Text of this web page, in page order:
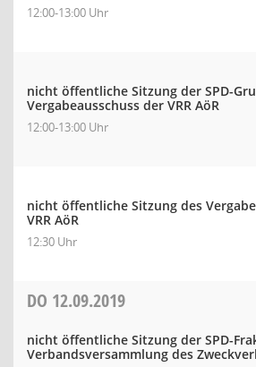
12:00-13:00 Uhr
nicht öffentliche Sitzung der SPD-
Vergabeausschuss der VRR AöR
12:00-13:00 Uhr
nicht öffentliche Sitzung des
VRR AöR
12:30 Uhr
DO 12.09.2019
nicht öffentliche Sitzung der SPD-
Verbandsversammlung des